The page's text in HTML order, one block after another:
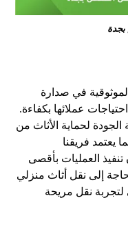
في صدارة
حتياجات عملائها بكفاءة.
الجودة لحماية الأثاث من
ما يعتمد فريقنا
تنفيذ العمليات بأقصى
ة إلى نقل أثاث منزلي
لتجربة نقل مريحة